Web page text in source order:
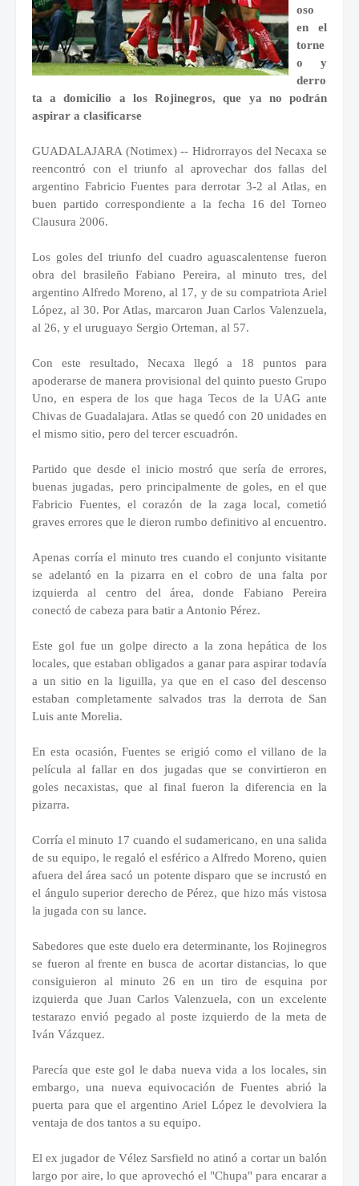
oso
en el
torne
o y
derro
ta a domicilio a los Rojinegros, que ya no podrán
aspirar a clasificarse
GUADALAJARA (Notimex) -- Hidrorrayos del Necaxa se
reencontró con el triunfo al aprovechar dos fallas del
argentino Fabricio Fuentes para derrotar 3-2 al Atlas, en
buen partido correspondiente a la fecha 16 del Torneo
Clausura 2006.
Los goles del triunfo del cuadro aguascalentense fueron
obra del brasileño Fabiano Pereira, al minuto tres, del
argentino Alfredo Moreno, al 17, y de su compatriota Ariel
López, al 30. Por Atlas, marcaron Juan Carlos Valenzuela,
al 26, y el uruguayo Sergio Orteman, al 57.
Con este resultado, Necaxa llegó a 18 puntos para
apoderarse de manera provisional del quinto puesto Grupo
Uno, en espera de los que haga Tecos de la UAG ante
Chivas de Guadalajara. Atlas se quedó con 20 unidades en
el mismo sitio, pero del tercer escuadrón.
Partido que desde el inicio mostró que sería de errores,
buenas jugadas, pero principalmente de goles, en el que
Fabricio Fuentes, el corazón de la zaga local, cometió
graves errores que le dieron rumbo definitivo al encuentro.
Apenas corría el minuto tres cuando el conjunto visitante
se adelantó en la pizarra en el cobro de una falta por
izquierda al centro del área, donde Fabiano Pereira
conectó de cabeza para batir a Antonio Pérez.
Este gol fue un golpe directo a la zona hepática de los
locales, que estaban obligados a ganar para aspirar todavía
a un sitio en la liguilla, ya que en el caso del descenso
estaban completamente salvados tras la derrota de San
Luis ante Morelia.
En esta ocasión, Fuentes se erigió como el villano de la
película al fallar en dos jugadas que se convirtieron en
goles necaxistas, que al final fueron la diferencia en la
pizarra.
Corría el minuto 17 cuando el sudamericano, en una salida
de su equipo, le regaló el esférico a Alfredo Moreno, quien
afuera del área sacó un potente disparo que se incrustó en
el ángulo superior derecho de Pérez, que hizo más vistosa
la jugada con su lance.
Sabedores que este duelo era determinante, los Rojinegros
se fueron al frente en busca de acortar distancias, lo que
consiguieron al minuto 26 en un tiro de esquina por
izquierda que Juan Carlos Valenzuela, con un excelente
testarazo envió pegado al poste izquierdo de la meta de
Iván Vázquez.
Parecía que este gol le daba nueva vida a los locales, sin
embargo, una nueva equivocación de Fuentes abrió la
puerta para que el argentino Ariel López le devolviera la
ventaja de dos tantos a su equipo.
El ex jugador de Vélez Sarsfield no atinó a cortar un balón
largo por aire, lo que aprovechó el "Chupa" para encarar a